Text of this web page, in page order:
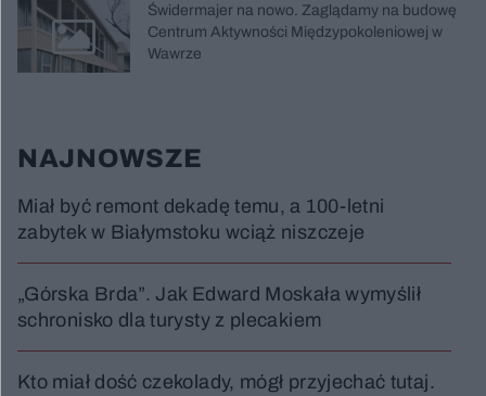
Świdermajer na nowo. Zaglądamy na budowę
Centrum Aktywności Międzypokoleniowej w
Wawrze
NAJNOWSZE
Miał być remont dekadę temu, a 100-letni
zabytek w Białymstoku wciąż niszczeje
„Górska Brda”. Jak Edward Moskała wymyślił
schronisko dla turysty z plecakiem
Kto miał dość czekolady, mógł przyjechać tutaj.